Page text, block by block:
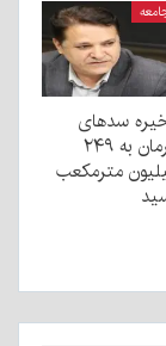
سدهای
کرمان به ۲۴۹
مترمکعب